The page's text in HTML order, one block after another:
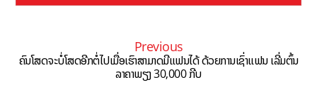
Previous
ຄົນໂສດຈະບໍ່ໂສດອີກຕໍ່ໄປເມື່ອເຮົາສາມາດມີແຟນໄດ້ ດ້ວຍການເຊົ່າແຟນ ເລີ່ມຕົ້ນ
ລາຄາພຽງ 30,000 ກີບ